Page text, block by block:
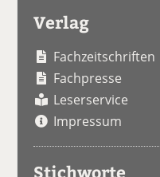
Verlag
Fachzeitschriften
Fachpresse
Leserservice
Impressum
Stichworte